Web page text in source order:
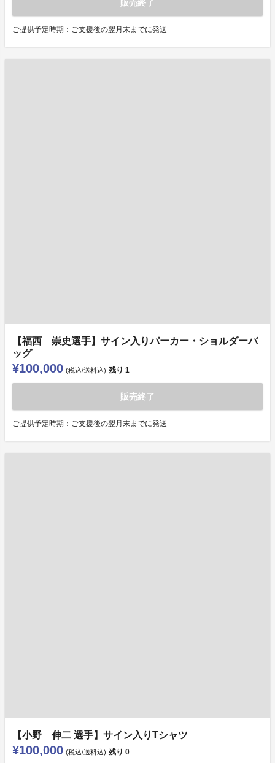
販売終了
ご提供予定時期：ご支援後の翌月末までに発送
【福西 崇史選手】サイン入りパーカー・ショルダーバ
ッグ
¥100,000 (税込/送料込) 残り 1
販売終了
ご提供予定時期：ご支援後の翌月末までに発送
【小野 伸二 選手】サイン入りTシャツ
¥100,000 (税込/送料込) 残り 0